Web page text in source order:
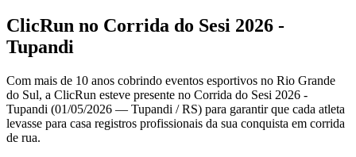
ClicRun no Corrida do Sesi 2026 -
Tupandi
Com mais de 10 anos cobrindo eventos esportivos no Rio Grande
do Sul, a ClicRun esteve presente no Corrida do Sesi 2026 -
Tupandi (01/05/2026 — Tupandi / RS) para garantir que cada atleta
levasse para casa registros profissionais da sua conquista em corrida
de rua.